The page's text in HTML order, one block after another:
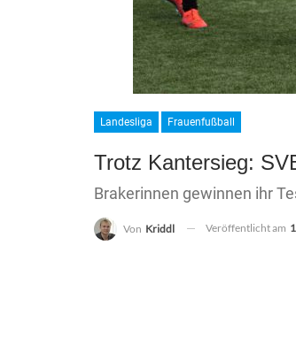
Landesliga Frauenfußball
Trotz Kantersieg:
Brakerinnen gewinnen ihr
Von Kriddl Veröffentlicht am